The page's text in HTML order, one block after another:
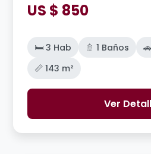
US $ 850
🛏️ 3 Hab 🚿 1 Baños
📏 143 m²
Ver